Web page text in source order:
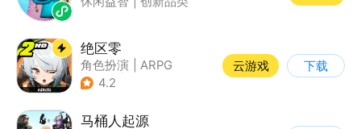
绝区零
角色扮演
ARPG
| 冒险
4.2
云游戏 下载
马桶人起源